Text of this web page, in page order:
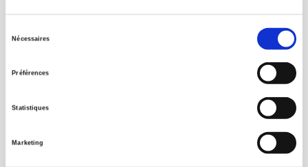
Nécessaires
Préférences
Statistiques
Marketing
Presses de Sciences Po participent depuis leur création en 1976